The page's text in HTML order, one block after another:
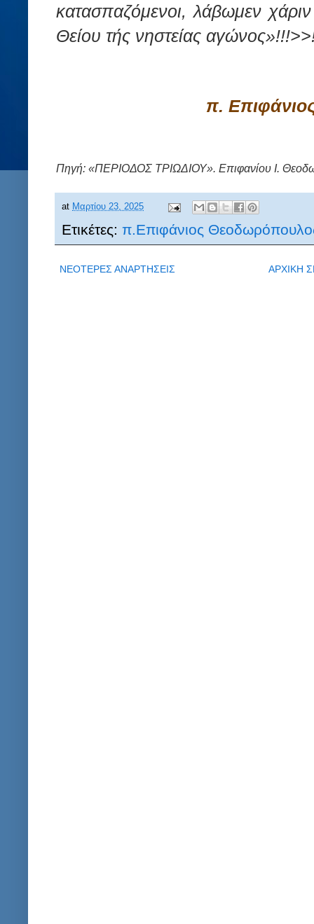
κατασπαζόμενοι, λάβωμεν
Θείου τής νηστείας
π.
Πηγή: «ΠΕΡΙΟΔΟΣ ΤΡΙΩΔΙΟΥ». Επιφανίου Ι.
at Μαρτίου 23, 2025
Ετικέτες: π.Επιφάνιος
ΝΕΟΤΕΡΕΣ ΑΝΑΡΤΗΣΕΙΣ ΑΡΧΙΚΗ